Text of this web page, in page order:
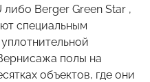
либо Berger Green Star ,
специальным
полы на
объектов, где они